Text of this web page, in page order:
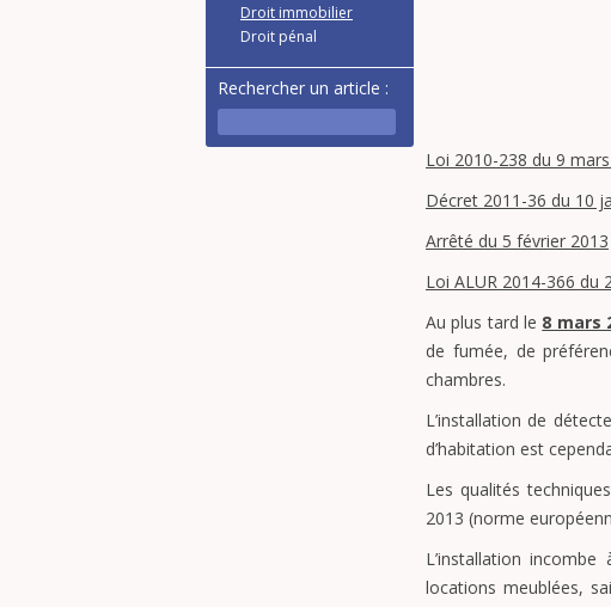
Droit immobilier
Droit pénal
Rechercher un article :
Loi 2010-238 du 9
Décret 2011-36 du 10
Arrêté du 5 février 2013
Loi ALUR 2014-366 du
Au plus tard le 8 mars
de fumée, de
chambres.
L’installation de
d’habitation est
Les qualités
2013 (norme
L’installation
locations meublées,